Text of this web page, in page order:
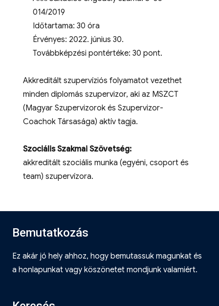
014/2019
Időtartama: 30 óra
Érvényes: 2022. június 30.
Továbbképzési pontértéke: 30 pont.
Akkreditált szupervíziós folyamatot vezethet
minden diplomás szupervizor, aki az MSZCT
(Magyar Szupervizorok és Szupervizor-
Coachok Társasága) aktív tagja.
Szociális Szakmai Szövetség:
akkreditált szociális munka (egyéni, csoport és
team) szupervízora.
Bemutatkozás
Ez akár jó hely ahhoz, hogy bemutassuk magunkat és
a honlapunkat vagy köszönetet mondjunk valamiért.